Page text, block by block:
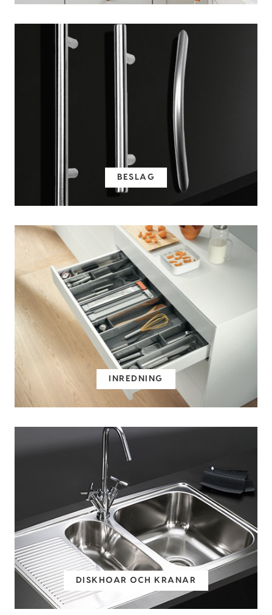
BESLAG
INREDNING
DISKHOAR OCH KRANAR